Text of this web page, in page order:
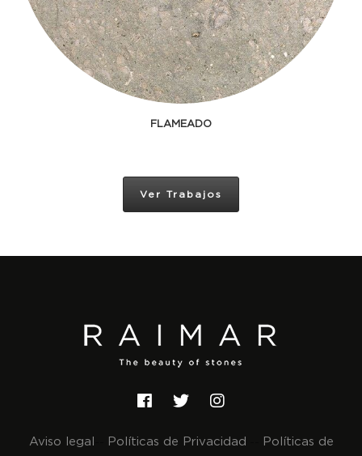
FLAMEADO
Ver Trabajos
Aviso legal Políticas de Privacidad Políticas de